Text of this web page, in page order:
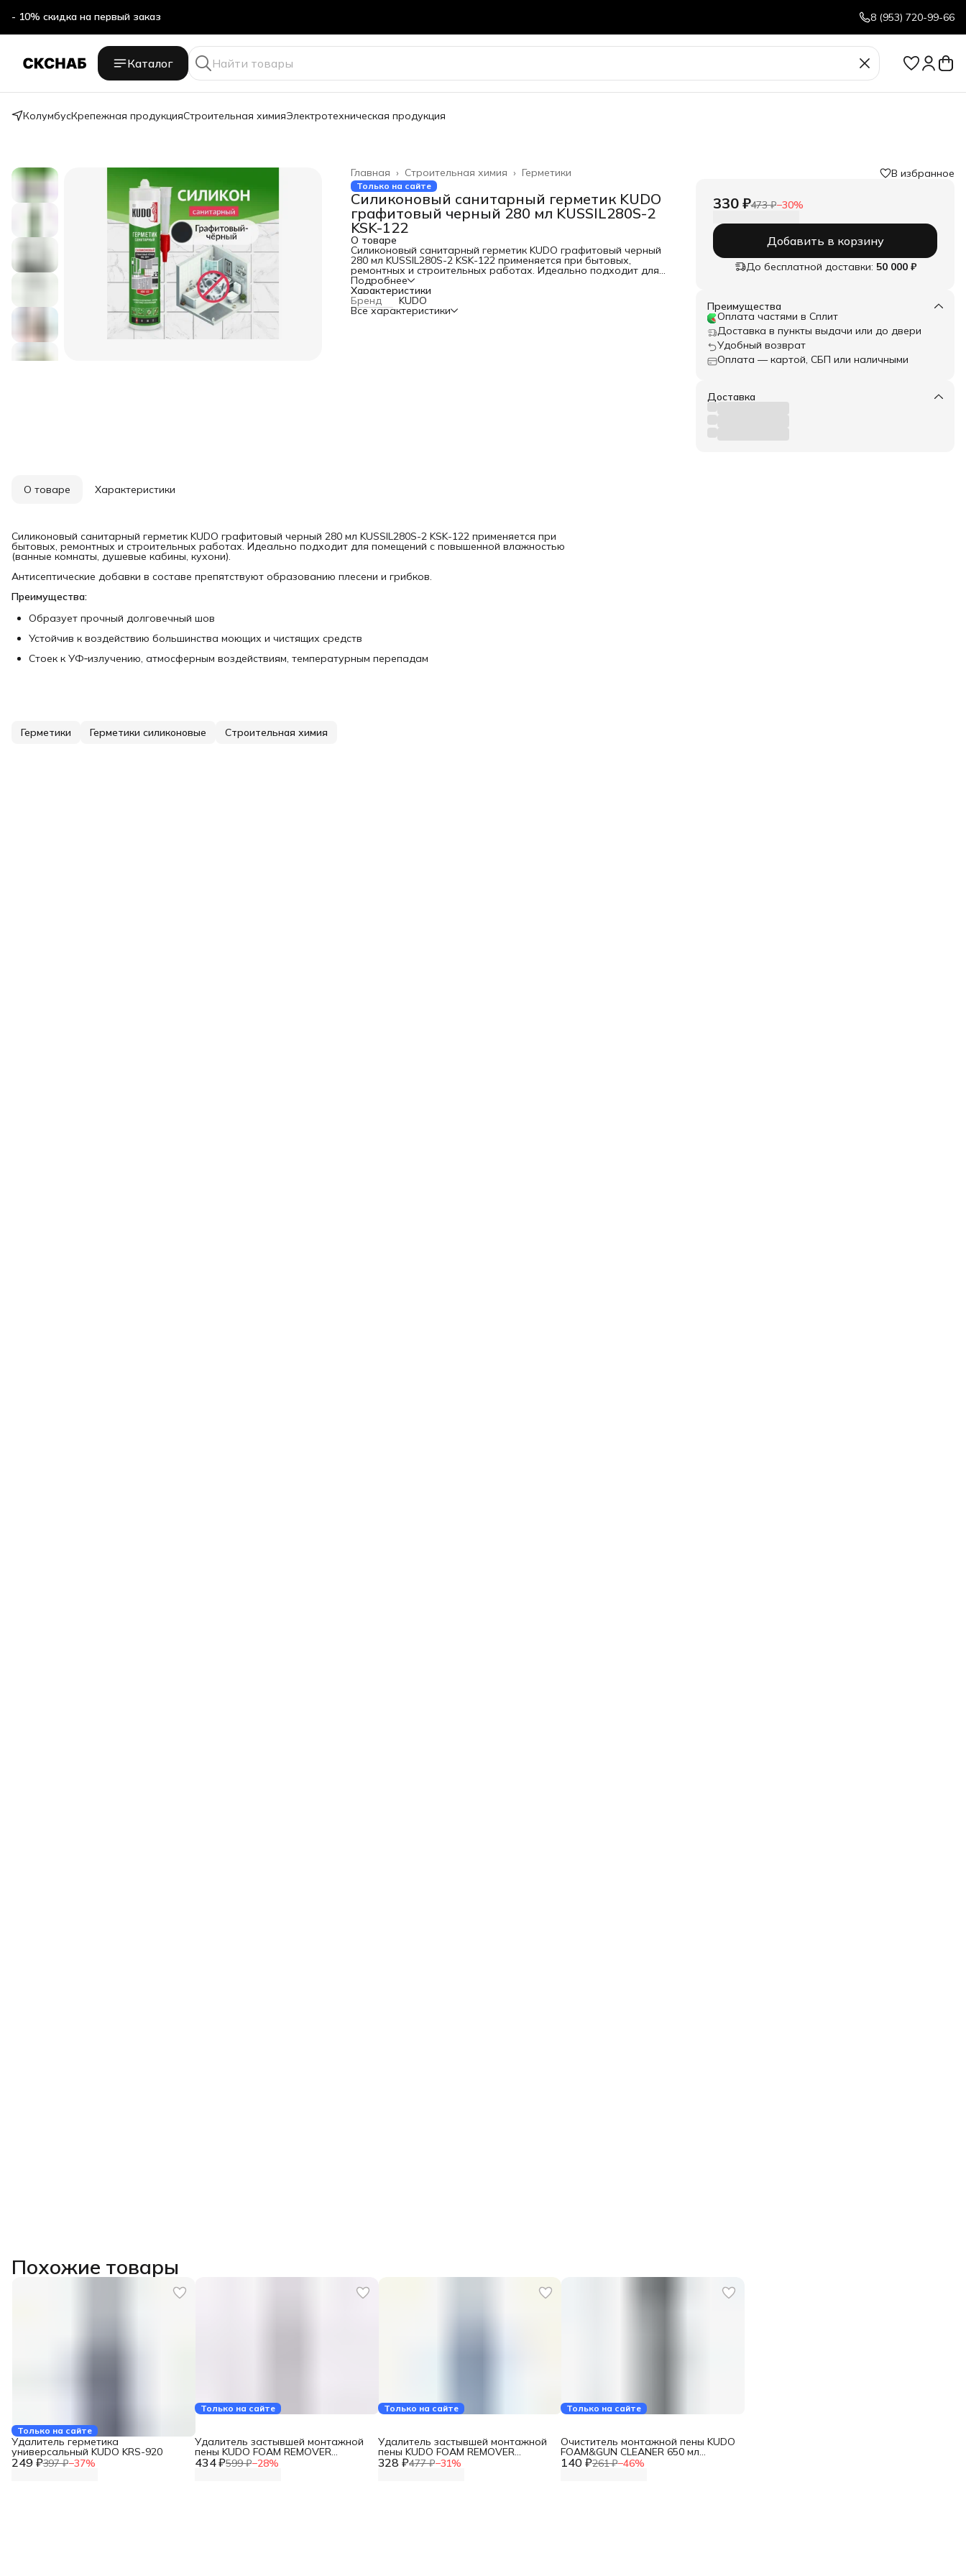
- 10% скидка на первый заказ 8 (953) 720-99-66
Каталог
КолумбусКрепежная продукцияСтроительная химияЭлектротехническая продукция
Герметики
Строительная химия ›
Главная ›
Только на сайте
Силиконовый санитарный герметик KUDO
графитовый черный 280 мл KUSSIL280S-2
KSK-122
О товаре
Силиконовый санитарный герметик KUDO графитовый черный
280 мл KUSSIL280S-2 KSK-122 применяется при бытовых,
ремонтных и строительных работах. Идеально подходит для
помещений с повышенной влажностью (ванные комнаты,
душевые кабины, кухони).
Антисептические добавки в составе препятствуют
образованию плесени и грибков.
Преимущества:
Подробнее
Характеристики
Бренд KUDO
Все характеристики
В избранное
330 ₽473 ₽−30%
Добавить в корзину
До бесплатной доставки: 50 000 ₽
Преимущества
Оплата частями в Сплит
Доставка в пункты выдачи или до двери
Удобный возврат
Оплата — картой, СБП или наличными
Доставка
О товаре Характеристики
Силиконовый санитарный герметик KUDO графитовый черный 280 мл KUSSIL280S-2 KSK-122 применяется при
бытовых, ремонтных и строительных работах. Идеально подходит для помещений с повышенной влажностью
(ванные комнаты, душевые кабины, кухони).
Антисептические добавки в составе препятствуют образованию плесени и грибков.
Преимущества:
Образует прочный долговечный шов
Устойчив к воздействию большинства моющих и чистящих средств
Стоек к УФ‑излучению, атмосферным воздействиям, температурным перепадам
Герметики Герметики силиконовые Строительная химия
Похожие товары
Только на сайте
249 ₽397 ₽−37%
Удалитель герметика
универсальный KUDO KRS-920
Только на сайте
434 ₽599 ₽−28%
Удалитель застывшей монтажной
пены KUDO FOAM REMOVER
KUPH04R
Только на сайте
328 ₽477 ₽−31%
Удалитель застывшей монтажной
пены KUDO FOAM REMOVER
KUPH02R
Только на сайте
140 ₽261 ₽−46%
Очиститель монтажной пены KUDO
FOAM&GUN CLEANER 650 мл
KUPP06C